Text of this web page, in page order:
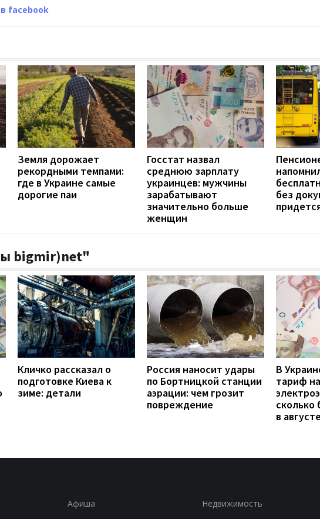
facebook
Земля дорожает
рекордными темпами:
где в Украине самые
дорогие паи
Госстат назвал
среднюю зарплату
украинцев: мужчины
зарабатывают
значительно больше
женщин
без
bigmir)net"
Кличко рассказал о
подготовке Киева к
зиме: детали
Россия наносит удары
по Бортницкой станции
аэрации: чем грозит
повреждение
В
тариф
сколько
в августе
Афиша Недвижимость